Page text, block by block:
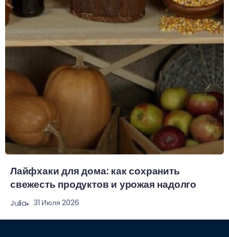
Лайфхаки для дома: как сохранить
свежесть продуктов и урожая надолго
Julia 31 Июля 2026